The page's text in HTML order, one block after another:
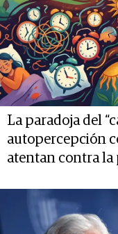
La paradoja del
autopercepción
atentan contra